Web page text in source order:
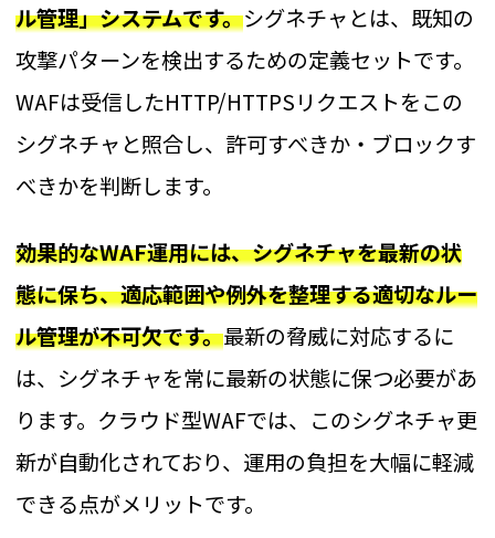
ル管理」システムです。シグネチャとは、既知の
攻撃パターンを検出するための定義セットです。
WAFは受信したHTTP/HTTPSリクエストをこの
シグネチャと照合し、許可すべきか・ブロックす
べきかを判断します。
効果的なWAF運用には、シグネチャを最新の状
態に保ち、適応範囲や例外を整理する適切なルー
ル管理が不可欠です。最新の脅威に対応するに
は、シグネチャを常に最新の状態に保つ必要があ
ります。クラウド型WAFでは、このシグネチャ更
新が自動化されており、運用の負担を大幅に軽減
できる点がメリットです。